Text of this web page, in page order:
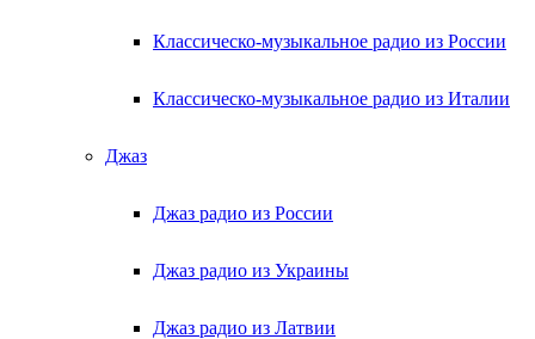
Классическо-музыкальное радио из России
Классическо-музыкальное радио из Италии
Джаз
Джаз радио из России
Джаз радио из Украины
Джаз радио из Латвии